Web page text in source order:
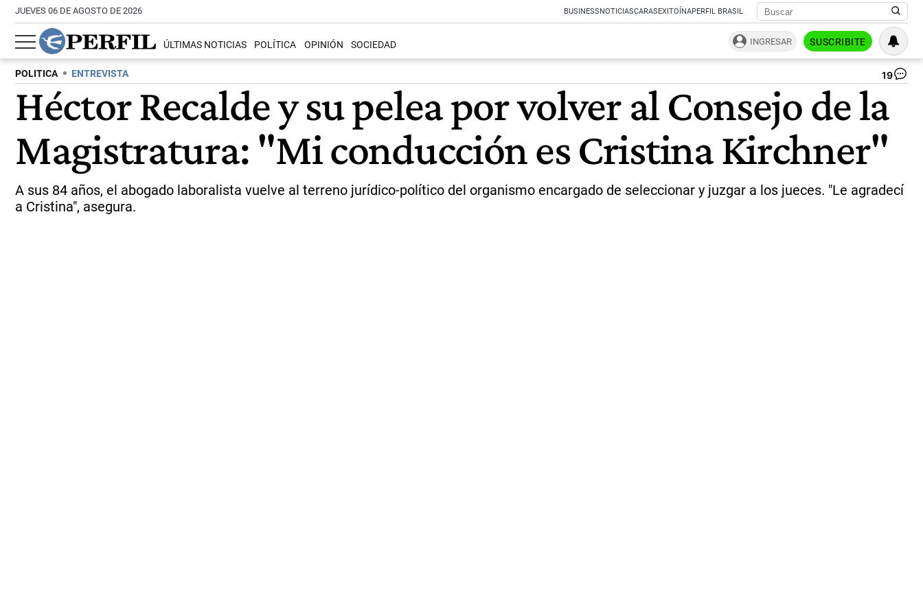
JUEVES 06 DE AGOSTO DE 2026 BUSINESSNOTICIASCARASEXITOÍNAPERFIL BRASIL
ÚLTIMAS NOTICIAS POLÍTICA OPINIÓN SOCIEDAD INGRESAR SUSCRIBITE
POLITICA ENTREVISTA 19
Héctor Recalde y su pelea por volver al Consejo de la
Magistratura: "Mi conducción es Cristina Kirchner"
A sus 84 años, el abogado laboralista vuelve al terreno jurídico-político del organismo encargado de seleccionar y juzgar a los jueces. "Le agradecí
a Cristina", asegura.